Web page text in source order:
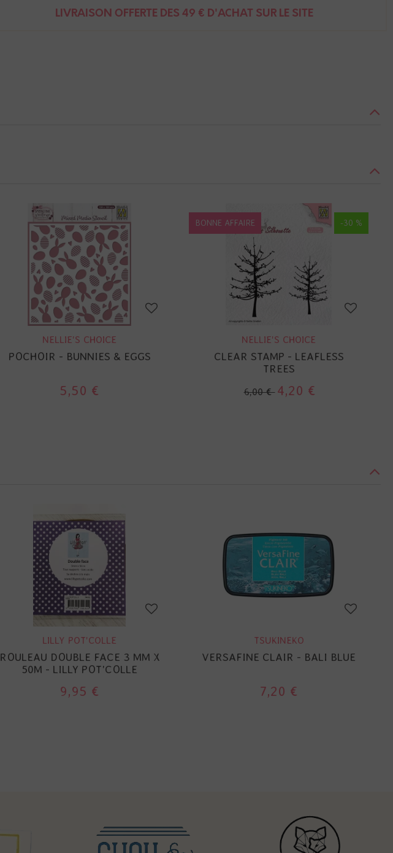
LIVRAISON OFFERTE DÈS 49 € D'ACHAT SUR LE SITE
NELLIE'S CHOICE
POCHOIR - BUNNIES & EGGS
5,50 €
BONNE AFFAIRE -30 %
NELLIE'S CHOICE
CLEAR STAMP - LEAFLESS
TREES
6,00 € 4,20 €
LILLY POT'COLLE
ROULEAU DOUBLE FACE 3 MM X
50M - LILLY POT'COLLE
9,95 €
TSUKINEKO
VERSAFINE CLAIR - BALI BLUE
7,20 €